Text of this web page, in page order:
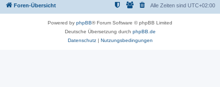
Foren-Übersicht Alle Zeiten sind UTC+02:00
Powered by phpBB® Forum Software © phpBB Limited
Deutsche Übersetzung durch phpBB.de
Datenschutz| Nutzungsbedingungen